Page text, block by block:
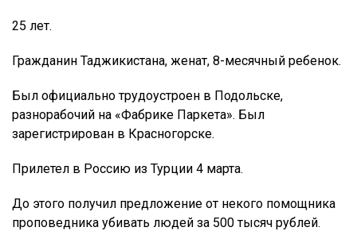
25 лет.
Гражданин Таджикистана, женат, 8-месячный ребенок.
Был официально трудоустроен в Подольске,
разнорабочий на «Фабрике Паркета». Был
зарегистрирован в Красногорске.
Прилетел в Россию из Турции 4 марта.
До этого получил предложение от некого помощника
проповедника убивать людей за 500 тысяч рублей.